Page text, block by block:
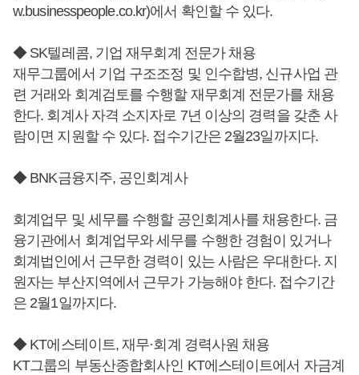
w.businesspeople.co.kr)에서 확인할 수 있다.
◆ SK텔레콤, 기업 재무회계 전문가 채용
재무그룹에서 기업 구조조정 및 인수합병, 신규사업 관
련 거래와 회계검토를 수행할 재무회계 전문가를 채용
한다. 회계사 자격 소지자로 7년 이상의 경력을 갖춘 사
람이면 지원할 수 있다. 접수기간은 2월23일까지다.
◆ BNK금융지주, 공인회계사
회계업무 및 세무를 수행할 공인회계사를 채용한다. 금
융기관에서 회계업무와 세무를 수행한 경험이 있거나
회계법인에서 근무한 경력이 있는 사람은 우대한다. 지
원자는 부산지역에서 근무가 가능해야 한다. 접수기간
은 2월1일까지다.
◆ KT에스테이트, 재무·회계 경력사원 채용
KT그룹의 부동산종합회사인 KT에스테이트에서 자금계